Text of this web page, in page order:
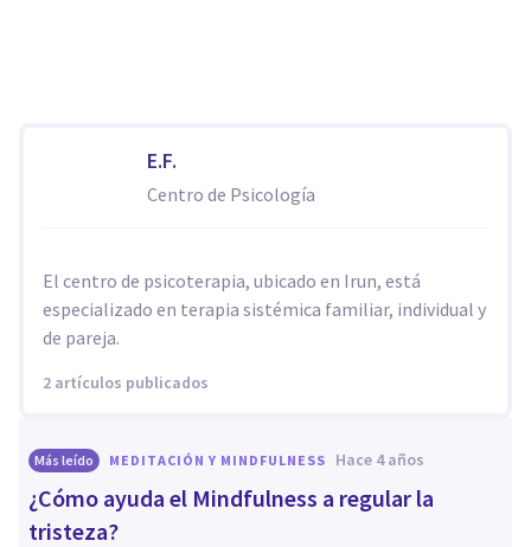
E.F.
Centro de Psicología
El centro de psicoterapia, ubicado en Irun, está
especializado en terapia sistémica familiar, individual y
de pareja.
2 artículos publicados
Más leído MEDITACIÓN Y MINDFULNESS hace 4 años
¿Cómo ayuda el Mindfulness a regular la
tristeza?